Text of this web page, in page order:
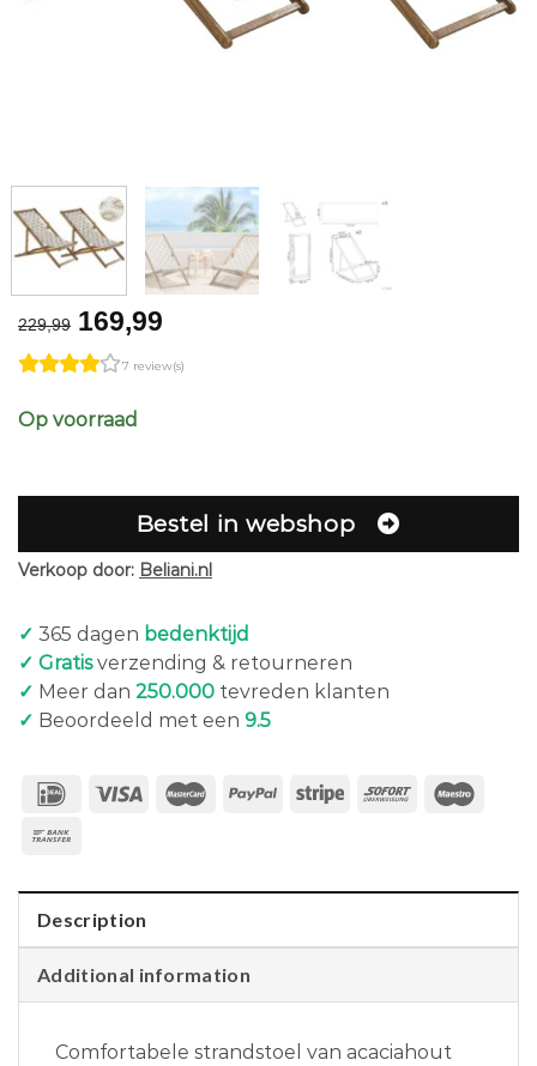
229,99 Original
price
was:
€229,99.
169,99
is:
7 review(s)
Op voorraad
Bestel in webshop
Verkoop door: Beliani.nl
✓ 365 dagen bedenktijd
✓ Gratisverzending & retourneren
✓ Meer dan 250.000 tevreden klanten
✓ Beoordeeld met een 9.5
Description
Additional information
Comfortabele strandstoel van acaciahout